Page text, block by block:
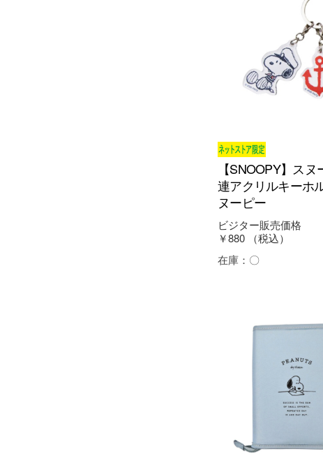
【SNOOPY】スヌ
連アクリルキーホ
ヌーピー
ビジター販売価格
￥880
（税込）
在庫： 〇